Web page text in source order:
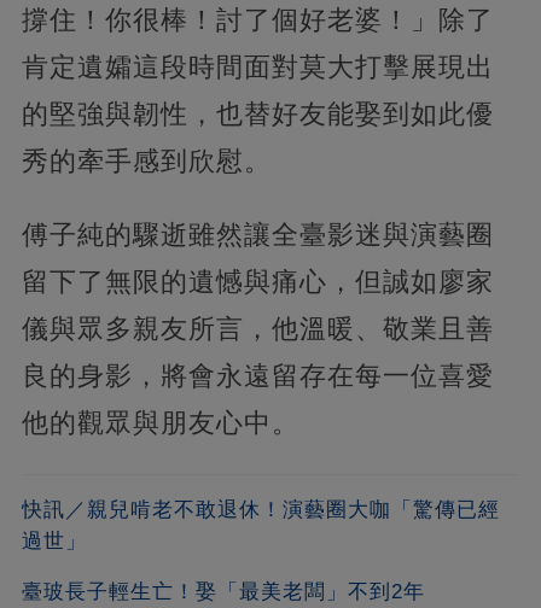
撐住！你很棒！討了個好老婆！」除了
肯定遺孀這段時間面對莫大打擊展現出
的堅強與韌性，也替好友能娶到如此優
秀的牽手感到欣慰。
傅子純的驟逝雖然讓全臺影迷與演藝圈
留下了無限的遺憾與痛心，但誠如廖家
儀與眾多親友所言，他溫暖、敬業且善
良的身影，將會永遠留存在每一位喜愛
他的觀眾與朋友心中。
快訊／親兒啃老不敢退休！演藝圈大咖「驚傳已經
過世」
臺玻長子輕生亡！娶「最美老闆」不到2年